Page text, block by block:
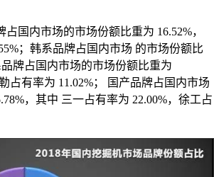
占国内市场的市场份额比重为 16.52%，
；韩系品牌占国内市场 的市场份额比
牌占国内市场的市场份额比重为
占有率为 11.02%； 国产品牌占国内市场
，其中 三一占有率为 22.00%，徐工占